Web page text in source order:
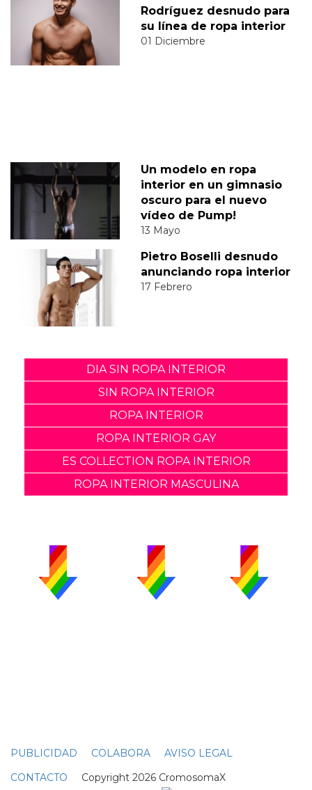
Rodríguez desnudo para
su línea de ropa interior
01 Diciembre
Un modelo en ropa
interior en un gimnasio
oscuro para el nuevo
vídeo de Pump!
13 Mayo
Pietro Boselli desnudo
anunciando ropa interior
17 Febrero
DIA SIN ROPA INTERIOR
SIN ROPA INTERIOR
ROPA INTERIOR
ROPA INTERIOR GAY
ES COLLECTION ROPA INTERIOR
ROPA INTERIOR MASCULINA
PUBLICIDAD COLABORA
AVISO LEGAL
CONTACTO Copyright 2026 CromosomaX